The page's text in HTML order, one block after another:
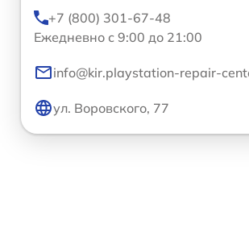
+7 (800) 301-67-48
Ежедневно с 9:00 до 21:00
info@kir.playstation-repair-
ул. Воровского, 77